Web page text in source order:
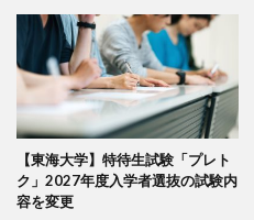
【東海大学】特待生試験「プレト
ク」2027年度入学者選抜の試験内
容を変更